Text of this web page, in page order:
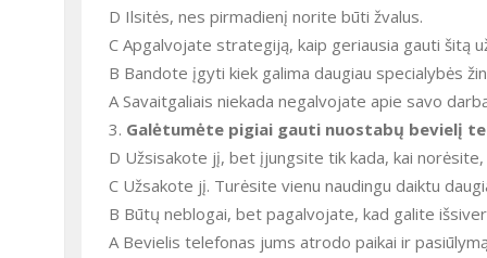
D Ilsitės, nes pirmadienį norite būti žvalus.
C Apgalvojate strategiją, kaip geriausia gauti šitą
B Bandote įgyti kiek galima daugiau specialybės
A Savaitgaliais niekada negalvojate apie savo
3. Galėtumėte pigiai gauti nuostabų bevielį
D Užsisakote jį, bet įjungsite tik kada, kai
C Užsakote jį. Turėsite vienu naudingu daiktu
B Būtų neblogai, bet pagalvojate, kad galite
A Bevielis telefonas jums atrodo paikai ir